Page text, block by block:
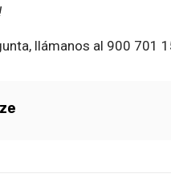
llámanos al 900 701